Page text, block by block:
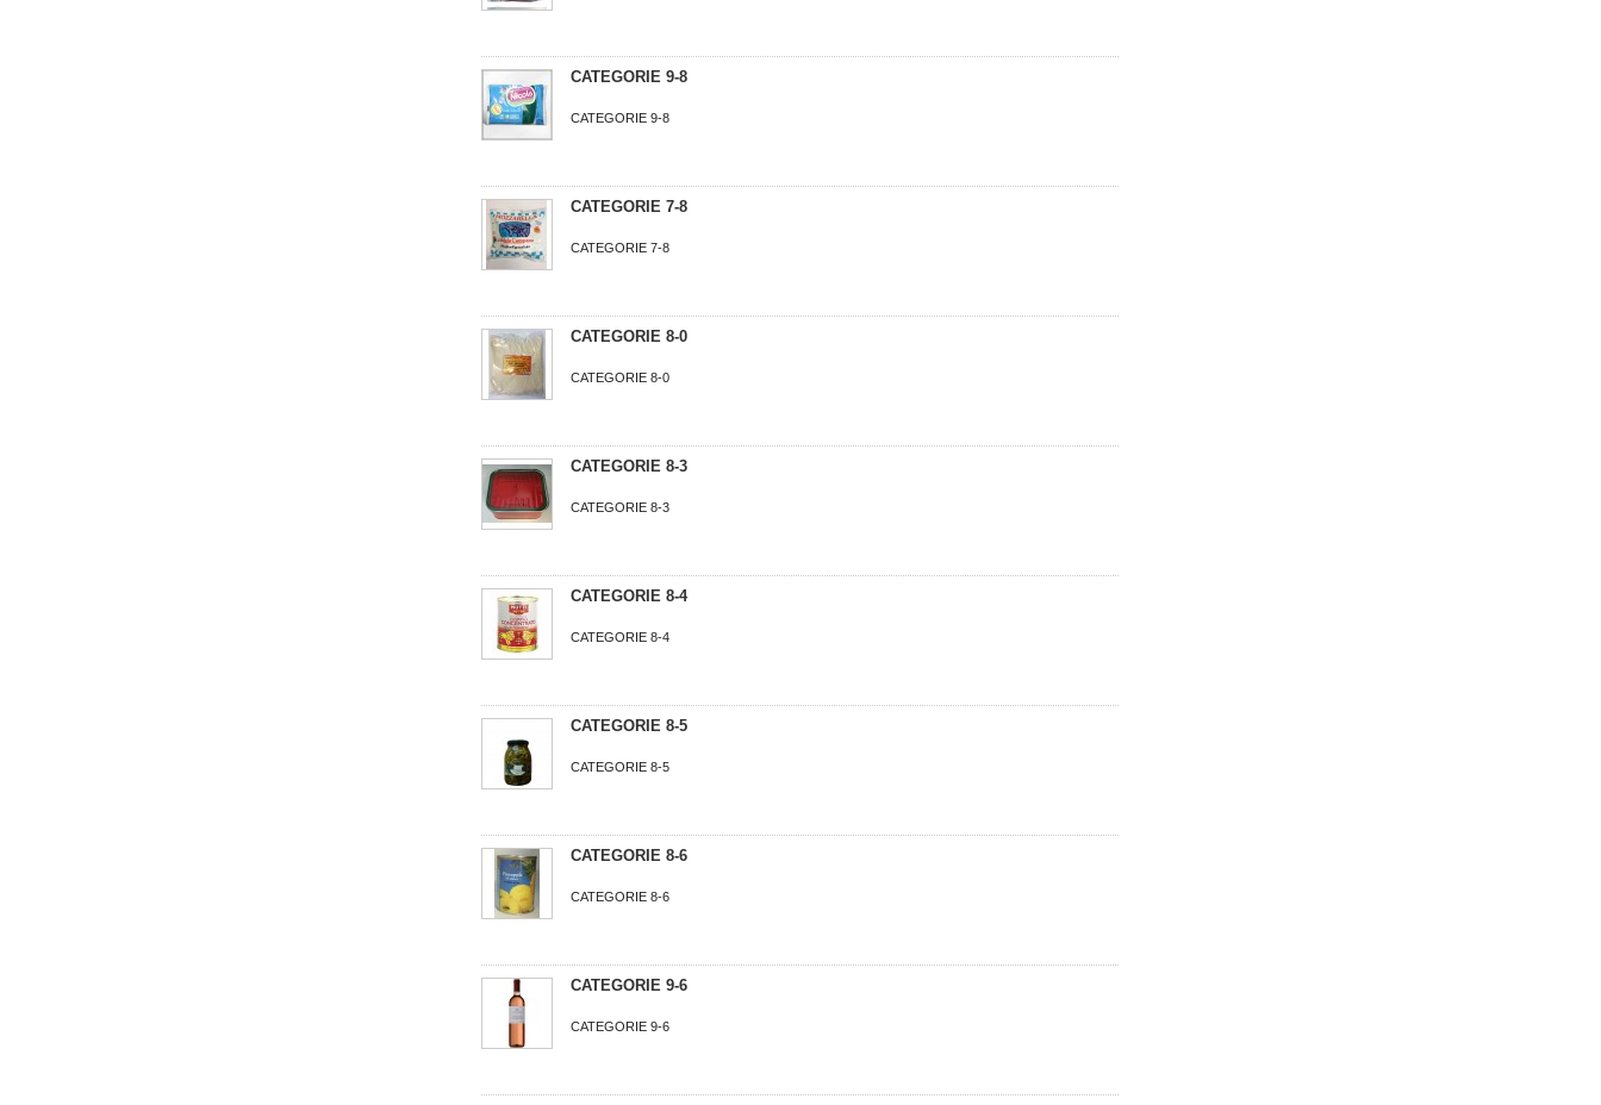
CATEGORIE 9-8
CATEGORIE 9-8
CATEGORIE 7-8
CATEGORIE 7-8
CATEGORIE 8-0
CATEGORIE 8-0
CATEGORIE 8-3
CATEGORIE 8-3
CATEGORIE 8-4
CATEGORIE 8-4
CATEGORIE 8-5
CATEGORIE 8-5
CATEGORIE 8-6
CATEGORIE 8-6
CATEGORIE 9-6
CATEGORIE 9-6